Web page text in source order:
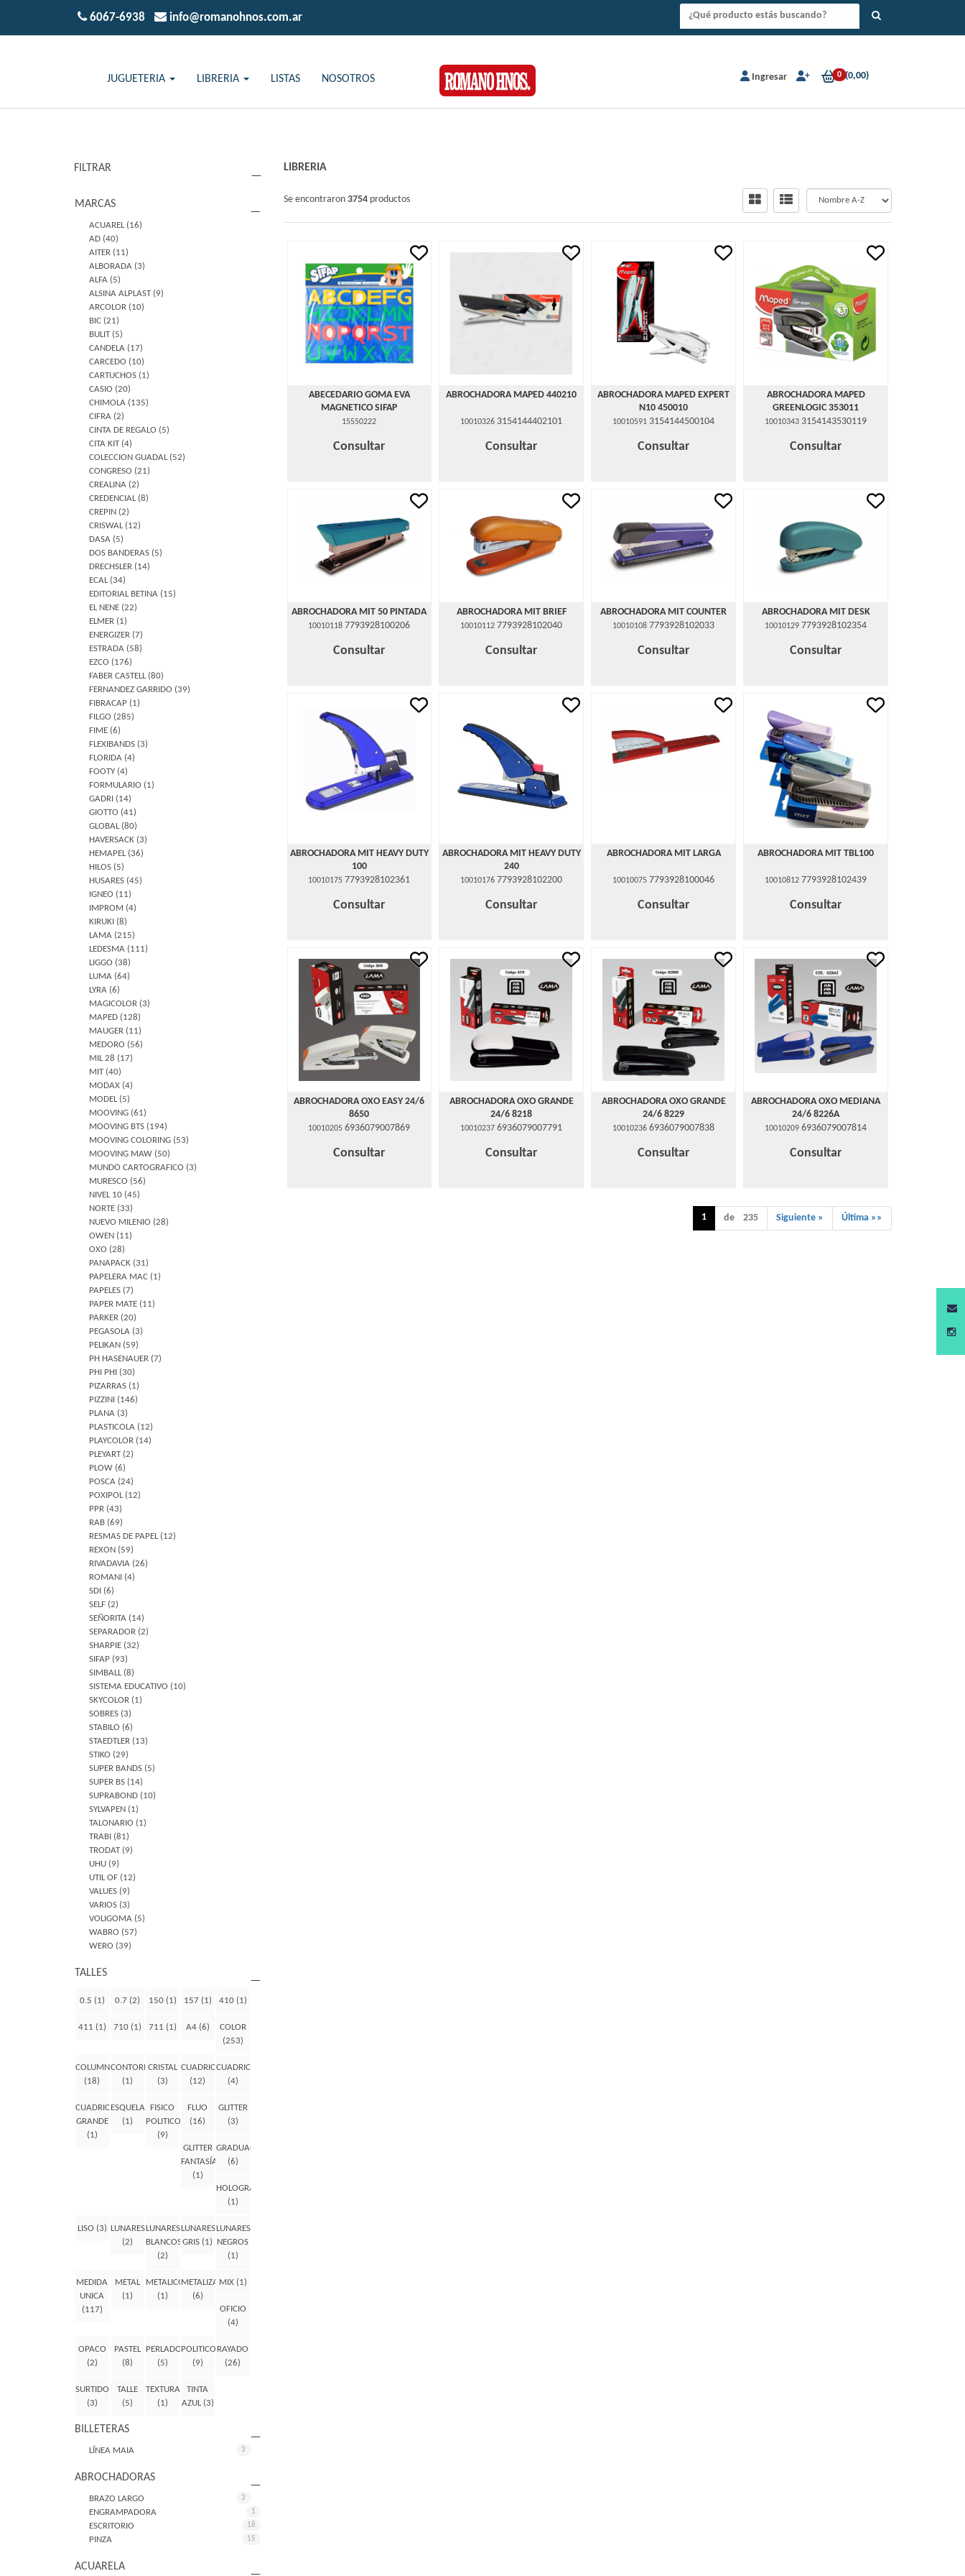
6067-6938 info@romanohnos.com.ar
Ingresar 0 (0,00)
JUGUETERIA LIBRERIA LISTAS NOSOTROS
FILTRAR
MARCAS
ACUAREL (16)
AD (40)
AITER (11)
ALBORADA (3)
ALFA (5)
ALSINA ALPLAST (9)
ARCOLOR (10)
BIC (21)
BULIT (5)
CANDELA (17)
CARCEDO (10)
CARTUCHOS (1)
CASIO (20)
CHIMOLA (135)
CIFRA (2)
CINTA DE REGALO (5)
CITA KIT (4)
COLECCION GUADAL (52)
CONGRESO (21)
CREALINA (2)
CREDENCIAL (8)
CREPIN (2)
CRISWAL (12)
DASA (5)
DOS BANDERAS (5)
DRECHSLER (14)
ECAL (34)
EDITORIAL BETINA (15)
EL NENE (22)
ELMER (1)
ENERGIZER (7)
ESTRADA (58)
EZCO (176)
FABER CASTELL (80)
FERNANDEZ GARRIDO (39)
FIBRACAP (1)
FILGO (285)
FIME (6)
FLEXIBANDS (3)
FLORIDA (4)
FOOTY (4)
FORMULARIO (1)
GADRI (14)
GIOTTO (41)
GLOBAL (80)
HAVERSACK (3)
HEMAPEL (36)
HILOS (5)
HUSARES (45)
IGNEO (11)
IMPROM (4)
KIRUKI (8)
LAMA (215)
LEDESMA (111)
LIGGO (38)
LUMA (64)
LYRA (6)
MAGICOLOR (3)
MAPED (128)
MAUGER (11)
MEDORO (56)
MIL 28 (17)
MIT (40)
MODAX (4)
MODEL (5)
MOOVING (61)
MOOVING BTS (194)
MOOVING COLORING (53)
MOOVING MAW (50)
MUNDO CARTOGRAFICO (3)
MURESCO (56)
NIVEL 10 (45)
NORTE (33)
NUEVO MILENIO (28)
OWEN (11)
OXO (28)
PANAPACK (31)
PAPELERA MAC (1)
PAPELES (7)
PAPER MATE (11)
PARKER (20)
PEGASOLA (3)
PELIKAN (59)
PH HASENAUER (7)
PHI PHI (30)
PIZARRAS (1)
PIZZINI (146)
PLANA (3)
PLASTICOLA (12)
PLAYCOLOR (14)
PLEYART (2)
PLOW (6)
POSCA (24)
POXIPOL (12)
PPR (43)
RAB (69)
RESMAS DE PAPEL (12)
REXON (59)
RIVADAVIA (26)
ROMANI (4)
SDI (6)
SELF (2)
SEÑORITA (14)
SEPARADOR (2)
SHARPIE (32)
SIFAP (93)
SIMBALL (8)
SISTEMA EDUCATIVO (10)
SKYCOLOR (1)
SOBRES (3)
STABILO (6)
STAEDTLER (13)
STIKO (29)
SUPER BANDS (5)
SUPER BS (14)
SUPRABOND (10)
SYLVAPEN (1)
TALONARIO (1)
TRABI (81)
TRODAT (9)
UHU (9)
UTIL OF (12)
VALUES (9)
VARIOS (3)
VOLIGOMA (5)
WABRO (57)
WERO (39)
TALLES
0.5 (1) 0.7 (2) 150 (1) 157 (1) 410 (1)
411 (1) 710 (1) 711 (1) A4 (6)
COLOR
(253)
COLUMNA
(18)
CONTORNO
(1)
CRISTAL
(3)
CUADRICULADO
(12)
CUADRICULADO
(4)
CUADRICULADO
GRANDE
(1)
ESQUELA
(1)
FISICO
POLITICO
(9)
FLUO
(16)
GLITTER
(3)
GLITTER
FANTASÍA
(1)
GRADUACION
(6)
HOLOGRAMA
(1)
LISO (3)
LUNARES
(2)
LUNARES
BLANCOS
(2)
LUNARES
GRIS (1)
LUNARES
NEGROS
(1)
MEDIDA
UNICA
(117)
METAL
(1)
METALICO
(1)
METALIZADO
(6)
MIX (1)
OFICIO
(4)
OPACO
(2)
PASTEL
(8)
PERLADO
(5)
POLITICO
(9)
RAYADO
(26)
SURTIDO
(3)
TALLE
(5)
TEXTURA
(1)
TINTA
AZUL (3)
BILLETERAS
LÍNEA MAIA 3
ABROCHADORAS
BRAZO LARGO 3
ENGRAMPADORA 1
ESCRITORIO 18
PINZA 15
ACUARELA
LIBRERIA
Se encontraron 3754 productos
ABECEDARIO GOMA EVA
MAGNETICO SIFAP
15550222
Consultar
ABROCHADORA MAPED 440210
10010326 3154144402101
Consultar
ABROCHADORA MAPED EXPERT
N10 450010
10010591 3154144500104
Consultar
ABROCHADORA MAPED
GREENLOGIC 353011
10010343 3154143530119
Consultar
ABROCHADORA MIT 50 PINTADA
10010118 7793928100206
Consultar
ABROCHADORA MIT BRIEF
10010112 7793928102040
Consultar
ABROCHADORA MIT COUNTER
10010108 7793928102033
Consultar
ABROCHADORA MIT DESK
10010129 7793928102354
Consultar
ABROCHADORA MIT HEAVY DUTY
100
10010175 7793928102361
Consultar
ABROCHADORA MIT HEAVY DUTY
240
10010176 7793928102200
Consultar
ABROCHADORA MIT LARGA
10010075 7793928100046
Consultar
ABROCHADORA MIT TBL100
10010812 7793928102439
Consultar
ABROCHADORA OXO EASY 24/6
8650
10010205 6936079007869
Consultar
ABROCHADORA OXO GRANDE
24/6 8218
10010237 6936079007791
Consultar
ABROCHADORA OXO GRANDE
24/6 8229
10010236 6936079007838
Consultar
ABROCHADORA OXO MEDIANA
24/6 8226A
10010209 6936079007814
Consultar
1 de 235 Siguiente » Última »»